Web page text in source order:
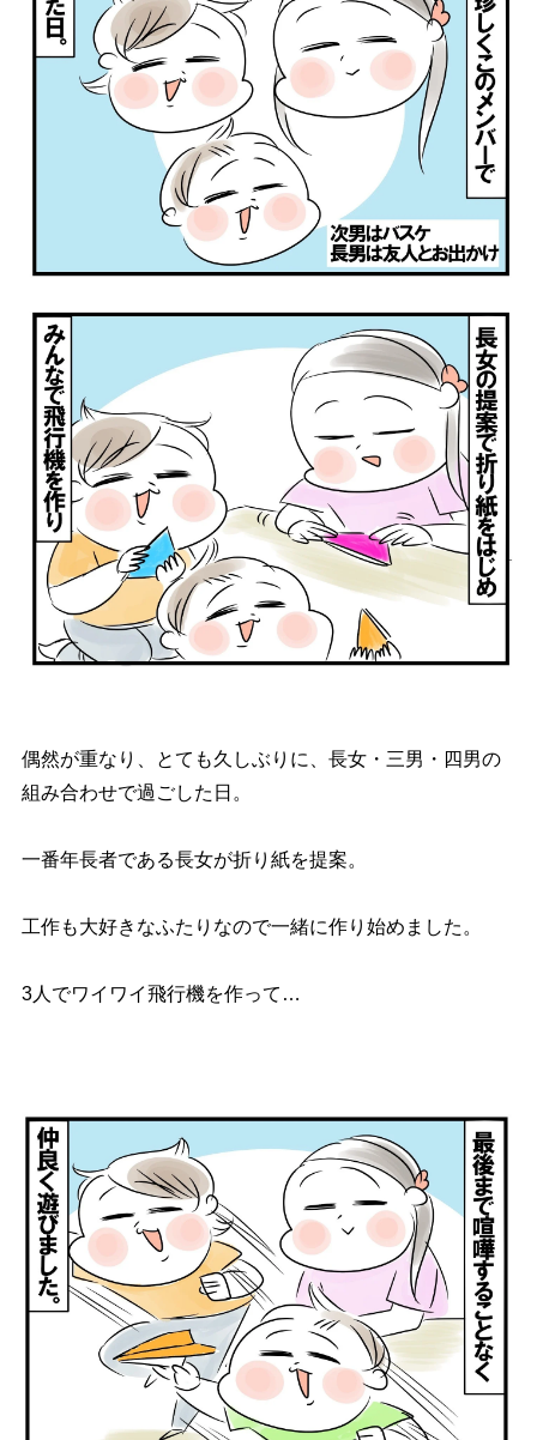
偶然が重なり、とても久しぶりに、長女・三男・四男の
組み合わせで過ごした日。
一番年長者である長女が折り紙を提案。
工作も大好きなふたりなので一緒に作り始めました。
3人でワイワイ飛行機を作って…